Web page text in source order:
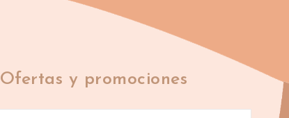
Ofertas y promociones